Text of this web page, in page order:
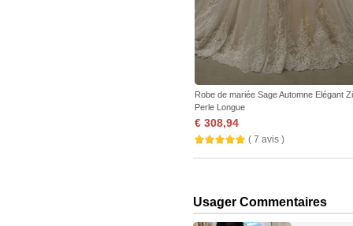
Robe de mariée Sage Automne Elégant
Perle Longue
€ 308,94
( 7 avis )
Usager Commentaires